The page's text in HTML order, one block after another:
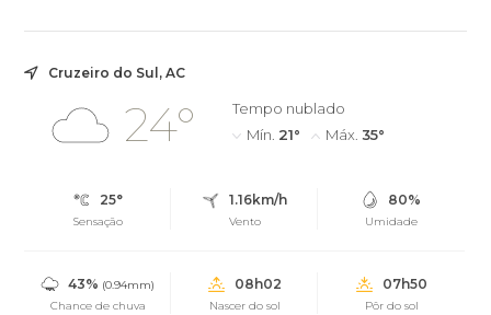
Cruzeiro do Sul, AC
24°
Tempo nublado
Mín. 21° Máx. 35°
25°
Sensação
1.16km/h
Vento
80%
Umidade
43% (0.94mm)
Chance de chuva
08h02
Nascer do sol
07h50
Pôr do sol